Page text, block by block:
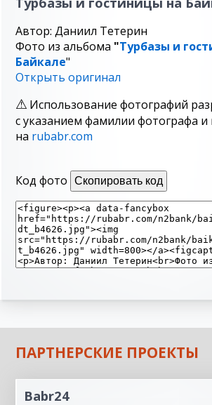
Автор: Даниил Тетерин
Фото из альбома "Турбазы и
Байкале"
Открыть оригинал
Использование фотографий
с указанием фамилии фотографа и
на rubabr.com
Код фото Скопировать код
ПАРТНЕРСКИЕ ПРОЕКТЫ
Babr24